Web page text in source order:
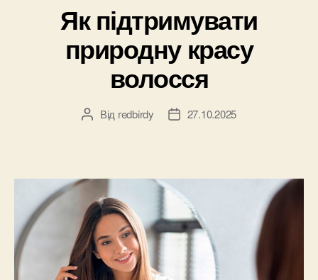
Як підтримувати
природну красу
волосся
Автор
Від redbirdy
Дата27.10.2025